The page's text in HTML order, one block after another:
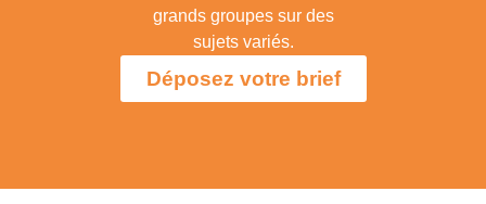
grands groupes sur des
sujets variés.
Déposez votre brief